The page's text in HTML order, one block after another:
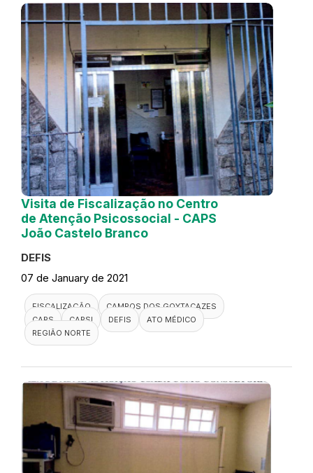
Visita de Fiscalização no Centro
de Atenção Psicossocial - CAPS
João Castelo Branco
DEFIS
07 de January de 2021
FISCALIZAÇÃO
CAMPOS DOS GOYTACAZES
CAPS
CAPSI DEFIS
ATO MÉDICO
REGIÃO NORTE